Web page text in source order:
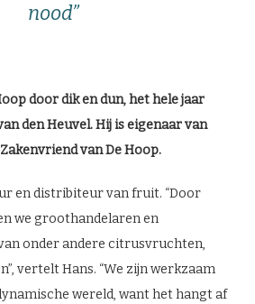
nood”
door dik en dun, het hele jaar
den Heuvel. Hij is eigenaar van
van De Hoop.
en distribiteur van fruit. “Door
we groothandelaren en
onder andere citrusvruchten,
vertelt Hans. “We zijn werkzaam
wereld, want het hangt af